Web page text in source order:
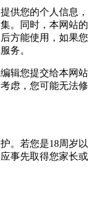
供您的个人信息，
。同时，本网站的
方能使用，如果您
务。
辑您提交给本网站
虑，您可能无法修
。若您是18周岁以
事先取得您家长或